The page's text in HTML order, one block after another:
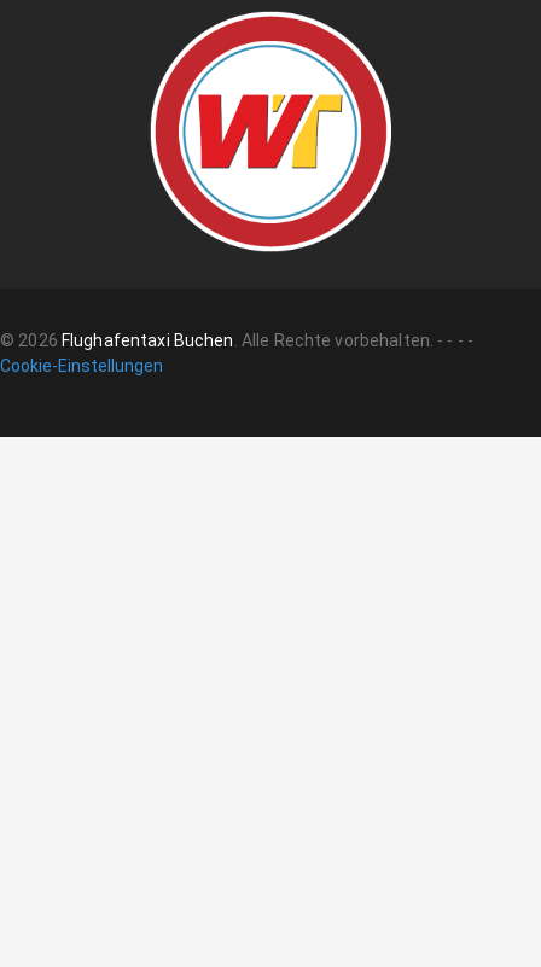
© 2026 Flughafentaxi Buchen. Alle Rechte vorbehalten. - - - -
Cookie-Einstellungen